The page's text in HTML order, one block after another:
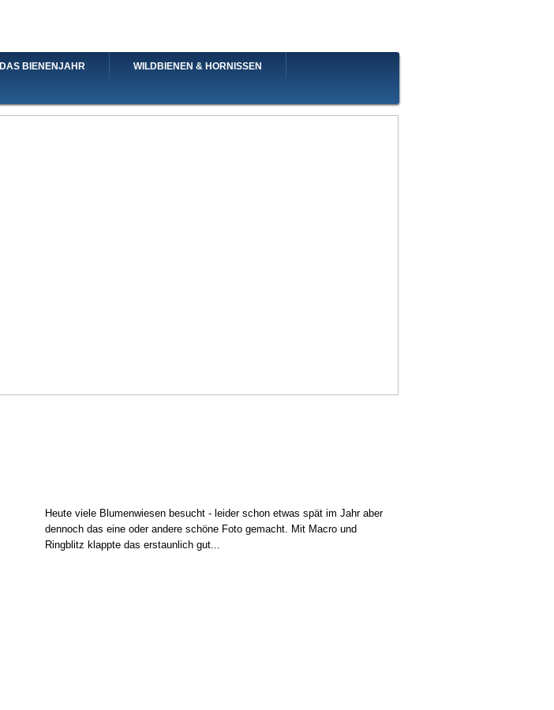
DAS BIENENJAHR WILDBIENEN & HORNISSEN
Heute viele Blumenwiesen besucht - leider schon etwas spät im Jahr aber
dennoch das eine oder andere schöne Foto gemacht. Mit Macro und
Ringblitz klappte das erstaunlich gut...